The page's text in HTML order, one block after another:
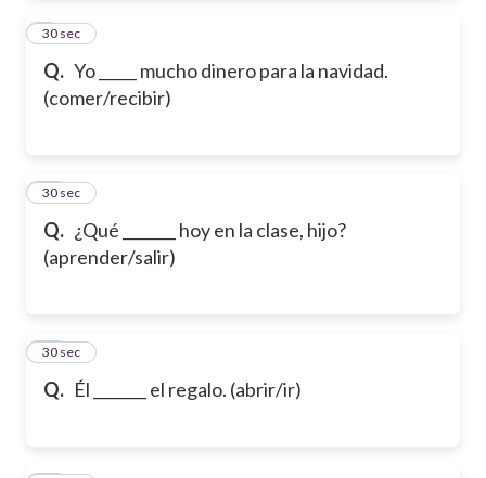
Q. Yo _____ mucho dinero para la navidad.
(comer/recibir)
9
30 sec
Q. ¿Qué _______ hoy en la clase, hijo?
(aprender/salir)
10
30 sec
Q. Él _______ el regalo. (abrir/ir)
11
30 sec